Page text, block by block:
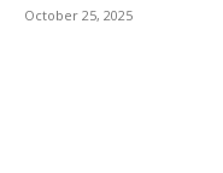
October 25, 2025